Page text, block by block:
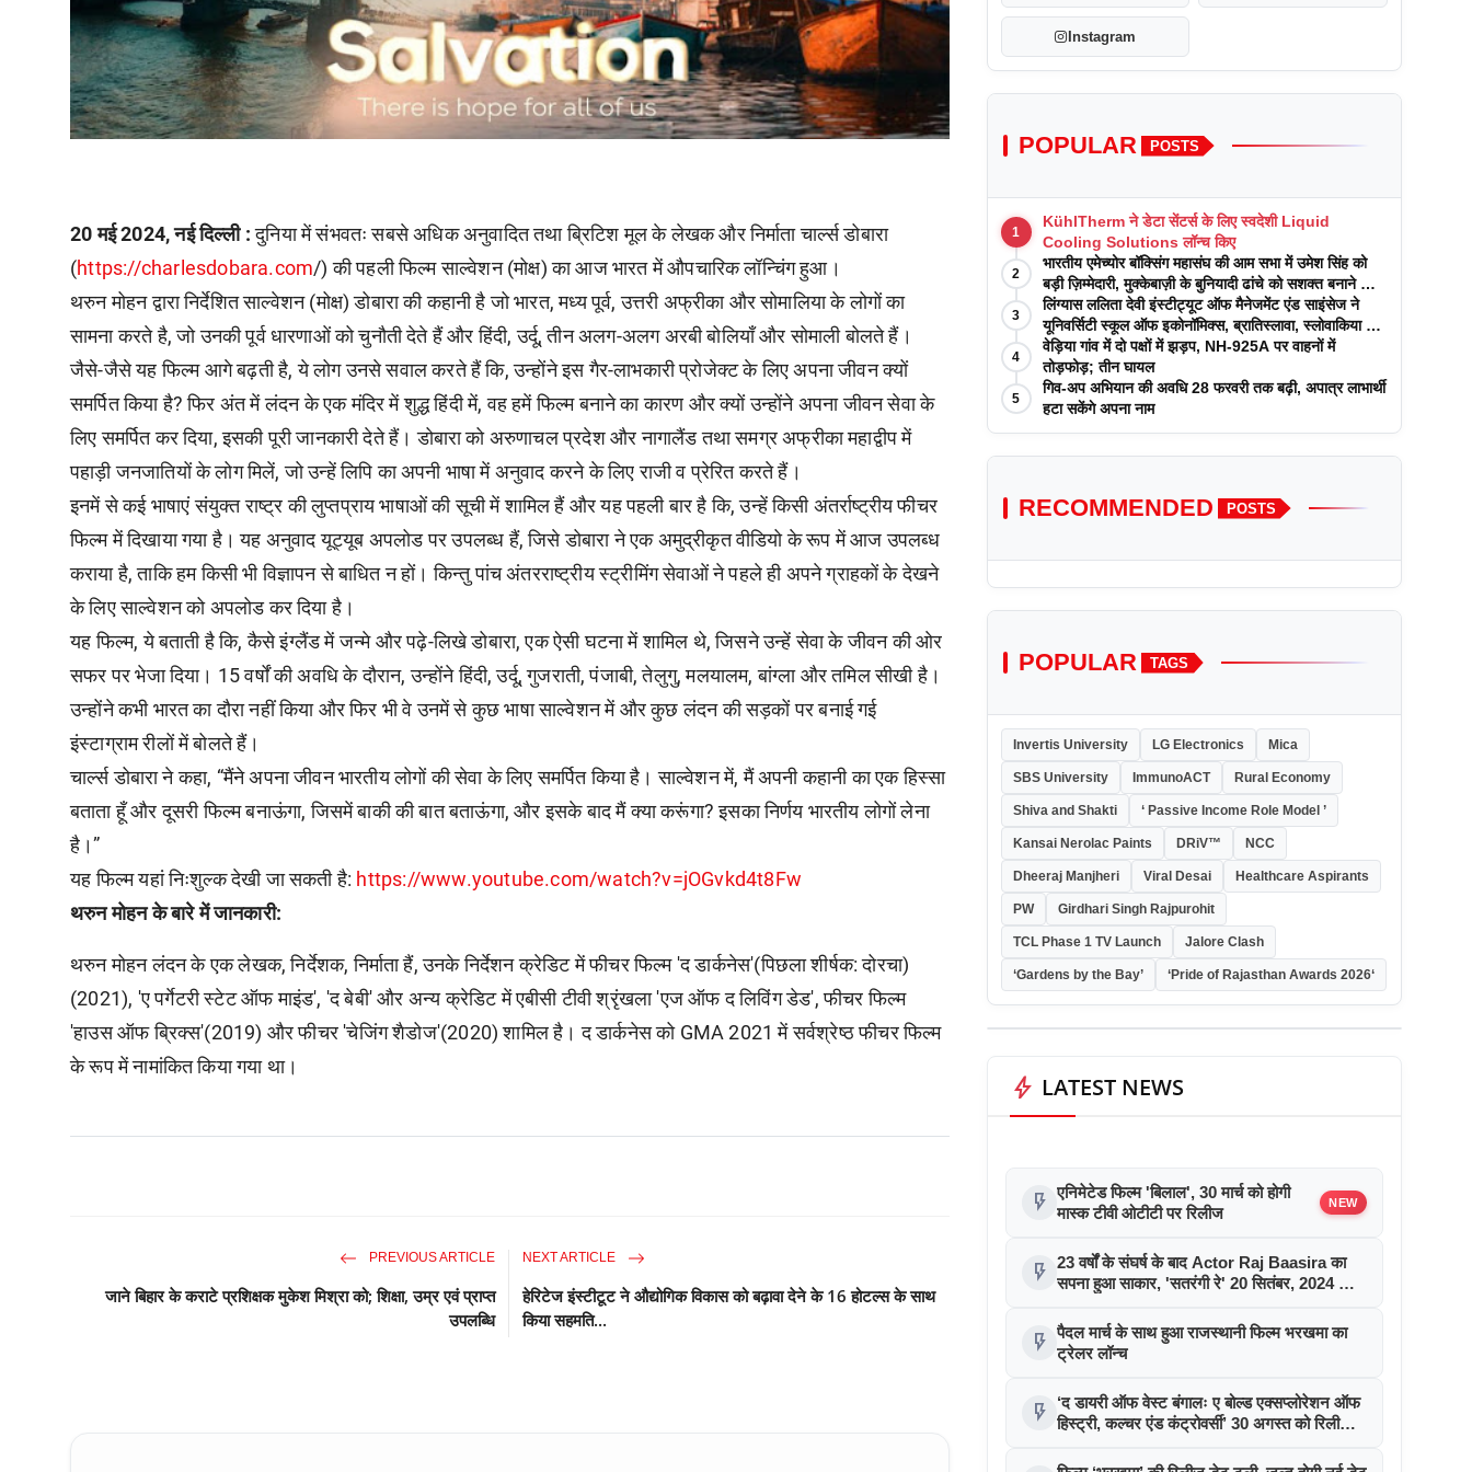
20 मई 2024, नई दिल्ली :दुनिया में संभवतः सबसे अधिक अनुवादित तथा ब्रिटिश मूल के लेखक और निर्माता चार्ल्स डोबारा
(https://charlesdobara.com/) की पहली फिल्म साल्वेशन (मोक्ष) का आज भारत में औपचारिक लॉन्चिंग हुआ।
थरुन मोहन द्वारा निर्देशित साल्वेशन (मोक्ष) डोबारा की कहानी है जो भारत, मध्य पूर्व, उत्तरी अफ्रीका और सोमालिया के लोगों का
सामना करते है, जो उनकी पूर्व धारणाओं को चुनौती देते हैं और हिंदी, उर्दू, तीन अलग-अलग अरबी बोलियाँ और सोमाली बोलते हैं।
जैसे-जैसे यह फिल्म आगे बढ़ती है, ये लोग उनसे सवाल करते हैं कि, उन्होंने इस गैर-लाभकारी प्रोजेक्ट के लिए अपना जीवन क्यों
समर्पित किया है? फिर अंत में लंदन के एक मंदिर में शुद्ध हिंदी में, वह हमें फिल्म बनाने का कारण और क्यों उन्होंने अपना जीवन सेवा के
लिए समर्पित कर दिया, इसकी पूरी जानकारी देते हैं। डोबारा को अरुणाचल प्रदेश और नागालैंड तथा समग्र अफ्रीका महाद्वीप में
पहाड़ी जनजातियों के लोग मिलें, जो उन्हें लिपि का अपनी भाषा में अनुवाद करने के लिए राजी व प्रेरित करते हैं।
इनमें से कई भाषाएं संयुक्त राष्ट्र की लुप्तप्राय भाषाओं की सूची में शामिल हैं और यह पहली बार है कि, उन्हें किसी अंतर्राष्ट्रीय फीचर
फिल्म में दिखाया गया है। यह अनुवाद यूट्यूब अपलोड पर उपलब्ध हैं, जिसे डोबारा ने एक अमुद्रीकृत वीडियो के रूप में आज उपलब्ध
कराया है, ताकि हम किसी भी विज्ञापन से बाधित न हों। किन्तु पांच अंतरराष्ट्रीय स्ट्रीमिंग सेवाओं ने पहले ही अपने ग्राहकों के देखने
के लिए साल्वेशन को अपलोड कर दिया है।
यह फिल्म, ये बताती है कि, कैसे इंग्लैंड में जन्मे और पढ़े-लिखे डोबारा, एक ऐसी घटना में शामिल थे, जिसने उन्हें सेवा के जीवन की ओर
सफर पर भेजा दिया। 15 वर्षों की अवधि के दौरान, उन्होंने हिंदी, उर्दू, गुजराती, पंजाबी, तेलुगु, मलयालम, बांग्ला और तमिल सीखी है।
उन्होंने कभी भारत का दौरा नहीं किया और फिर भी वे उनमें से कुछ भाषा साल्वेशन में और कुछ लंदन की सड़कों पर बनाई गई
इंस्टाग्राम रीलों में बोलते हैं।
चार्ल्स डोबारा ने कहा, “मैंने अपना जीवन भारतीय लोगों की सेवा के लिए समर्पित किया है। साल्वेशन में, मैं अपनी कहानी का एक हिस्सा
बताता हूँ और दूसरी फिल्म बनाऊंगा, जिसमें बाकी की बात बताऊंगा, और इसके बाद मैं क्या करूंगा? इसका निर्णय भारतीय लोगों लेना
है।”
यह फिल्म यहां निःशुल्क देखी जा सकती है: https://www.youtube.com/watch?v=jOGvkd4t8Fw
थरुन मोहन के बारे में जानकारी:
थरुन मोहन लंदन के एक लेखक, निर्देशक, निर्माता हैं, उनके निर्देशन क्रेडिट में फीचर फिल्म 'द डार्कनेस'(पिछला शीर्षक: दोरचा)
(2021), 'ए पर्गेटरी स्टेट ऑफ माइंड', 'द बेबी' और अन्य क्रेडिट में एबीसी टीवी श्रृंखला 'एज ऑफ द लिविंग डेड', फीचर फिल्म
'हाउस ऑफ ब्रिक्स'(2019) और फीचर 'चेजिंग शैडोज'(2020) शामिल है। द डार्कनेस को GMA 2021 में सर्वश्रेष्ठ फीचर फिल्म
के रूप में नामांकित किया गया था।
PREVIOUS ARTICLE
जाने बिहार के कराटे प्रशिक्षक मुकेश मिश्रा को; शिक्षा, उम्र एवं प्राप्त
उपलब्धि
NEXT ARTICLE
हेरिटेज इंस्टीटूट ने औद्योगिक विकास को बढ़ावा देने के 16 होटल्स के साथ
किया सहमति...
Instagram
POPULAR POSTS
1
KühlTherm ने डेटा सेंटर्स के लिए स्वदेशी Liquid
Cooling Solutions लॉन्च किए
2
भारतीय एमेच्योर बॉक्सिंग महासंघ की आम सभा में उमेश सिंह को
बड़ी ज़िम्मेदारी, मुक्केबाज़ी के बुनियादी ढांचे को सशक्त बनाने का
वादा
3
लिंग्यास ललिता देवी इंस्टीट्यूट ऑफ मैनेजमेंट एंड साइंसेज ने
यूनिवर्सिटी स्कूल ऑफ इकोनॉमिक्स, ब्रातिस्लावा, स्लोवाकिया के
साथ अकादमिक पत्रिकाओं में प्रकाशन रणनीतियों पर एक
दिवसीय कार्यशाला का आयोजन किया
4
वेड़िया गांव में दो पक्षों में झड़प, NH-925A पर वाहनों में
तोड़फोड़; तीन घायल
5
गिव-अप अभियान की अवधि 28 फरवरी तक बढ़ी, अपात्र लाभार्थी
हटा सकेंगे अपना नाम
RECOMMENDED POSTS
POPULAR TAGS
Invertis University LG Electronics Mica
SBS University ImmunoACT Rural Economy
Shiva and Shakti ‘ Passive Income Role Model ’
Kansai Nerolac Paints DRiV™ NCC
Dheeraj Manjheri Viral Desai Healthcare Aspirants
PW Girdhari Singh Rajpurohit
TCL Phase 1 TV Launch Jalore Clash
‘Gardens by the Bay’ ‘Pride of Rajasthan Awards 2026‘
bolt LATEST NEWS
flash_on एनिमेटेड फिल्म 'बिलाल', 30 मार्च को होगी
मास्क टीवी ओटीटी पर रिलीज
NEW
flash_on 23 वर्षों के संघर्ष के बाद Actor Raj Baasira का
सपना हुआ साकार, 'सतरंगी रे' 20 सितंबर, 2024 को
flash_on पैदल मार्च के साथ हुआ राजस्थानी फिल्म भरखमा का
ट्रेलर लॉन्च
flash_on
‘द डायरी ऑफ वेस्ट बंगालः ए बोल्ड एक्सप्लोरेशन ऑफ
हिस्ट्री, कल्चर एंड कंट्रोवर्सी’ 30 अगस्त को रिलीज हो
शंकर मुख्य भूमिका में हैं